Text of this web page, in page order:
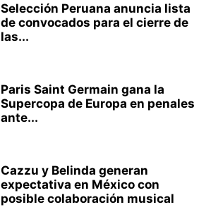
Selección Peruana anuncia lista
de convocados para el cierre de
las...
Paris Saint Germain gana la
Supercopa de Europa en penales
ante...
Cazzu y Belinda generan
expectativa en México con
posible colaboración musical